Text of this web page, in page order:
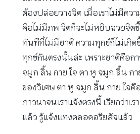
ต้องปล่อยวางจิต เมื่อเราไม่มีคว
คือไม่มีภพ จิตก็จะไม่หยิบฉวยจิต
ทันทีที่ไม่มีชาติ ความทุกข์ก็ไม่เกิ
ทุกข์กันตรงนั้นล่ะ เพราะชาติคือก
จมูก ลิ้น กาย ใจ ตา หู จมูก ลิ้น กา
ของวิเศษ ตา หู จมูก ลิ้น กาย ใจคื
ภาวนาจนเราแจ้งตรงนี้ เรียกว่าเร
แล้ว รู้แจ้งแทงตลอดอริยสัจแล้ว